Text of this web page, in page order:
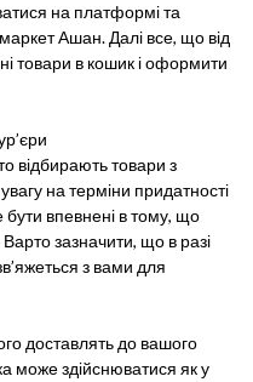
на платформі та
Ашан. Далі все, що від
товари в кошик і оформити
відбирають товари з
на терміни придатності
бути впевнені в тому, що
Варто зазначити, що в разі
з вами для
доставлять до вашого
може здійснюватися як у